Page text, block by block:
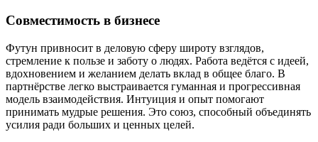
Совместимость в бизнесе
Футун привносит в деловую сферу широту взглядов,
стремление к пользе и заботу о людях. Работа ведётся с идеей,
вдохновением и желанием делать вклад в общее благо. В
партнёрстве легко выстраивается гуманная и прогрессивная
модель взаимодействия. Интуиция и опыт помогают
принимать мудрые решения. Это союз, способный объединять
усилия ради больших и ценных целей.